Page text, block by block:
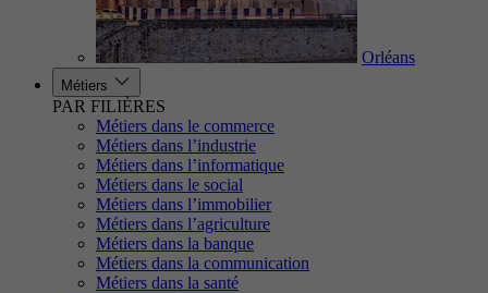
Orléans
Métiers
PAR FILIÈRES
Métiers dans le commerce
Métiers dans l’industrie
Métiers dans l’informatique
Métiers dans le social
Métiers dans l’immobilier
Métiers dans l’agriculture
Métiers dans la banque
Métiers dans la communication
Métiers dans la santé